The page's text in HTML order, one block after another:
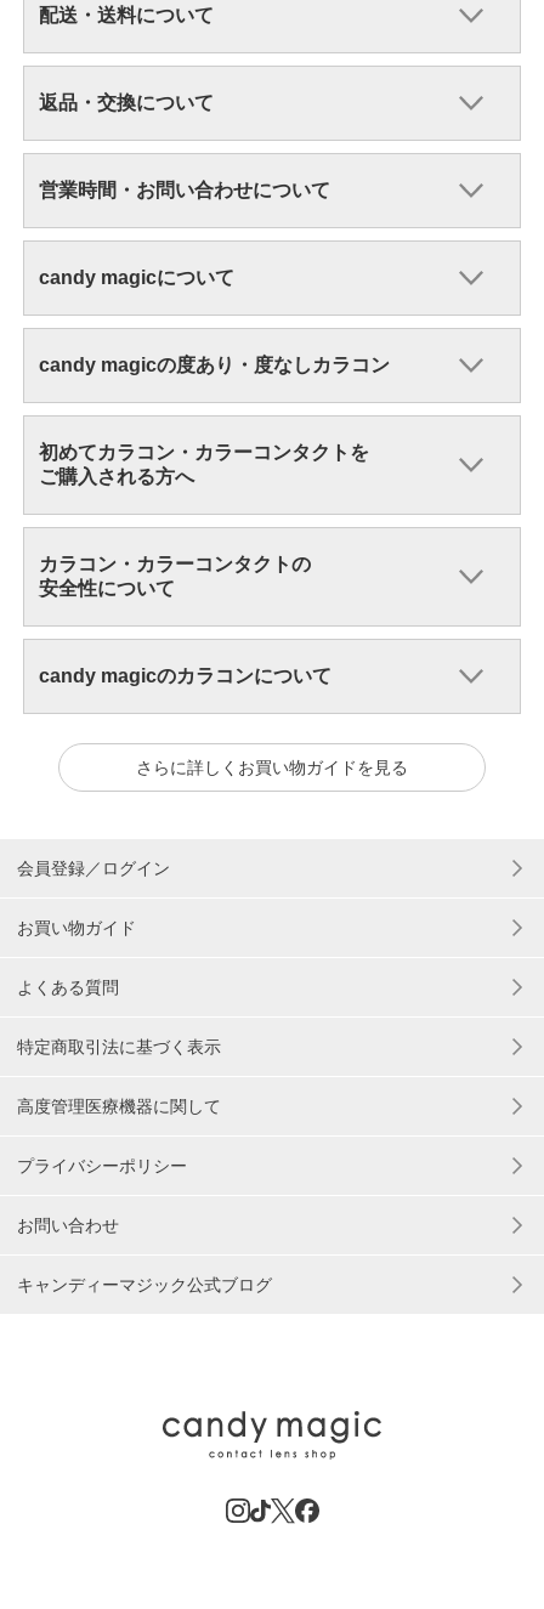
配送・送料について
返品・交換について
営業時間・お問い合わせについて
candy magicについて
candy magicの度あり・度なしカラコン
初めてカラコン・カラーコンタクトを
ご購入される方へ
カラコン・カラーコンタクトの
安全性について
candy magicのカラコンについて
さらに詳しくお買い物ガイドを見る
会員登録／ログイン
お買い物ガイド
よくある質問
特定商取引法に基づく表示
高度管理医療機器に関して
プライバシーポリシー
お問い合わせ
キャンディーマジック公式ブログ